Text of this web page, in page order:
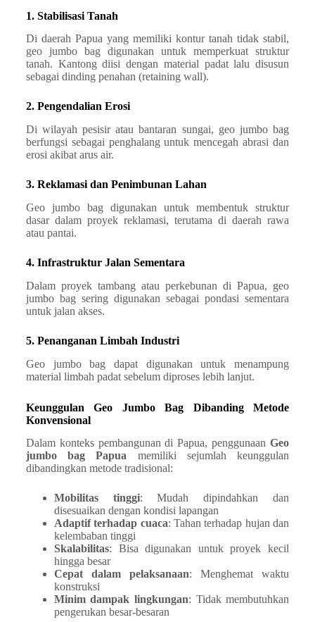
1. Stabilisasi Tanah
Di daerah Papua yang memiliki kontur tanah tidak stabil,
geo jumbo bag digunakan untuk memperkuat struktur
tanah. Kantong diisi dengan material padat lalu disusun
sebagai dinding penahan (retaining wall).
2. Pengendalian Erosi
Di wilayah pesisir atau bantaran sungai, geo jumbo bag
berfungsi sebagai penghalang untuk mencegah abrasi dan
erosi akibat arus air.
3. Reklamasi dan Penimbunan Lahan
Geo jumbo bag digunakan untuk membentuk struktur
dasar dalam proyek reklamasi, terutama di daerah rawa
atau pantai.
4. Infrastruktur Jalan Sementara
Dalam proyek tambang atau perkebunan di Papua, geo
jumbo bag sering digunakan sebagai pondasi sementara
untuk jalan akses.
5. Penanganan Limbah Industri
Geo jumbo bag dapat digunakan untuk menampung
material limbah padat sebelum diproses lebih lanjut.
Keunggulan Geo Jumbo Bag Dibanding Metode
Konvensional
Dalam konteks pembangunan di Papua, penggunaanGeo
jumbo bag Papua memiliki sejumlah keunggulan
dibandingkan metode tradisional:
Mobilitas tinggi: Mudah dipindahkan dan
disesuaikan dengan kondisi lapangan
Adaptif terhadap cuaca: Tahan terhadap hujan dan
kelembaban tinggi
Skalabilitas: Bisa digunakan untuk proyek kecil
hingga besar
Cepat dalam pelaksanaan: Menghemat waktu
konstruksi
Minim dampak lingkungan: Tidak membutuhkan
pengerukan besar-besaran